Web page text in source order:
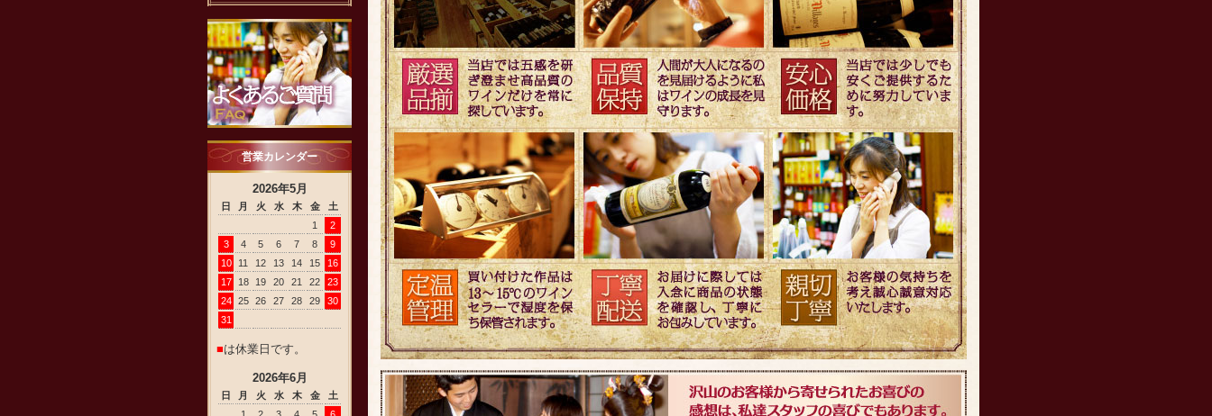
営業カレンダー
2026年5月
日 月 火 水 木 金
土
1
2
3
4 5 6 7 8
9
10
11 12 13 14 15
16
17
18 19 20 21 22
23
24
25 26 27 28 29
30
31
■は休業日です。
2026年6月
日 月 火 水 木 金
土